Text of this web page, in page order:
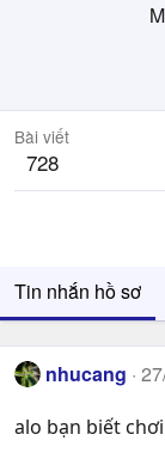
Bài viết
728
Tin nhắn hồ sơ
nhucang
alo bạn biết